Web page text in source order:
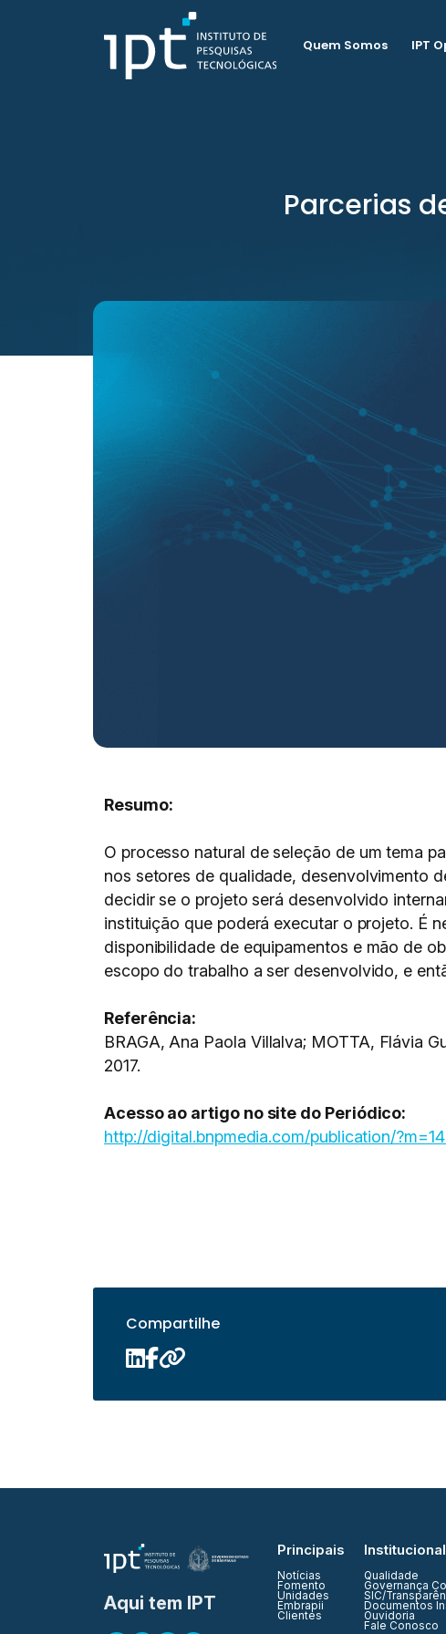
Quem Somos IPT
Parcerias
Resumo:
O processo natural de seleção de um tema
nos setores de qualidade, desenvolvimento
decidir se o projeto será desenvolvido
instituição que poderá executar o projeto. É
disponibilidade de equipamentos e mão de
escopo do trabalho a ser desenvolvido, e
Referência:
BRAGA, Ana Paola Villalva; MOTTA, Flávia
2017.
Acesso ao artigo no site do Periódico:
http://digital.bnpmedia.com/publication/
Compartilhe
Aqui tem IPT
Principais
Notícias
Fomento
Unidades
Embrapii
Clientes
Institucional
Qualidade
Governança
SIC/
Documentos
Ouvidoria
Fale Conosco